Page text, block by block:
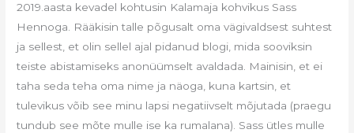
2019.aasta kevadel kohtusin Kalamaja kohvikus Sass
Hennoga. Rääkisin talle põgusalt oma vägivaldsest suhtest
ja sellest, et olin sellel ajal pidanud blogi, mida sooviksin
teiste abistamiseks anonüümselt avaldada. Mainisin, et ei
taha seda teha oma nime ja näoga, kuna kartsin, et
tulevikus võib see minu lapsi negatiivselt mõjutada (praegu
tundub see mõte mulle ise ka rumalana). Sass ütles mulle